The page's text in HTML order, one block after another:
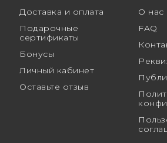
Доставка и оплата
Подарочные
сертификаты
Бонусы
Личный кабинет
Оставьте отзыв
О нас
FAQ